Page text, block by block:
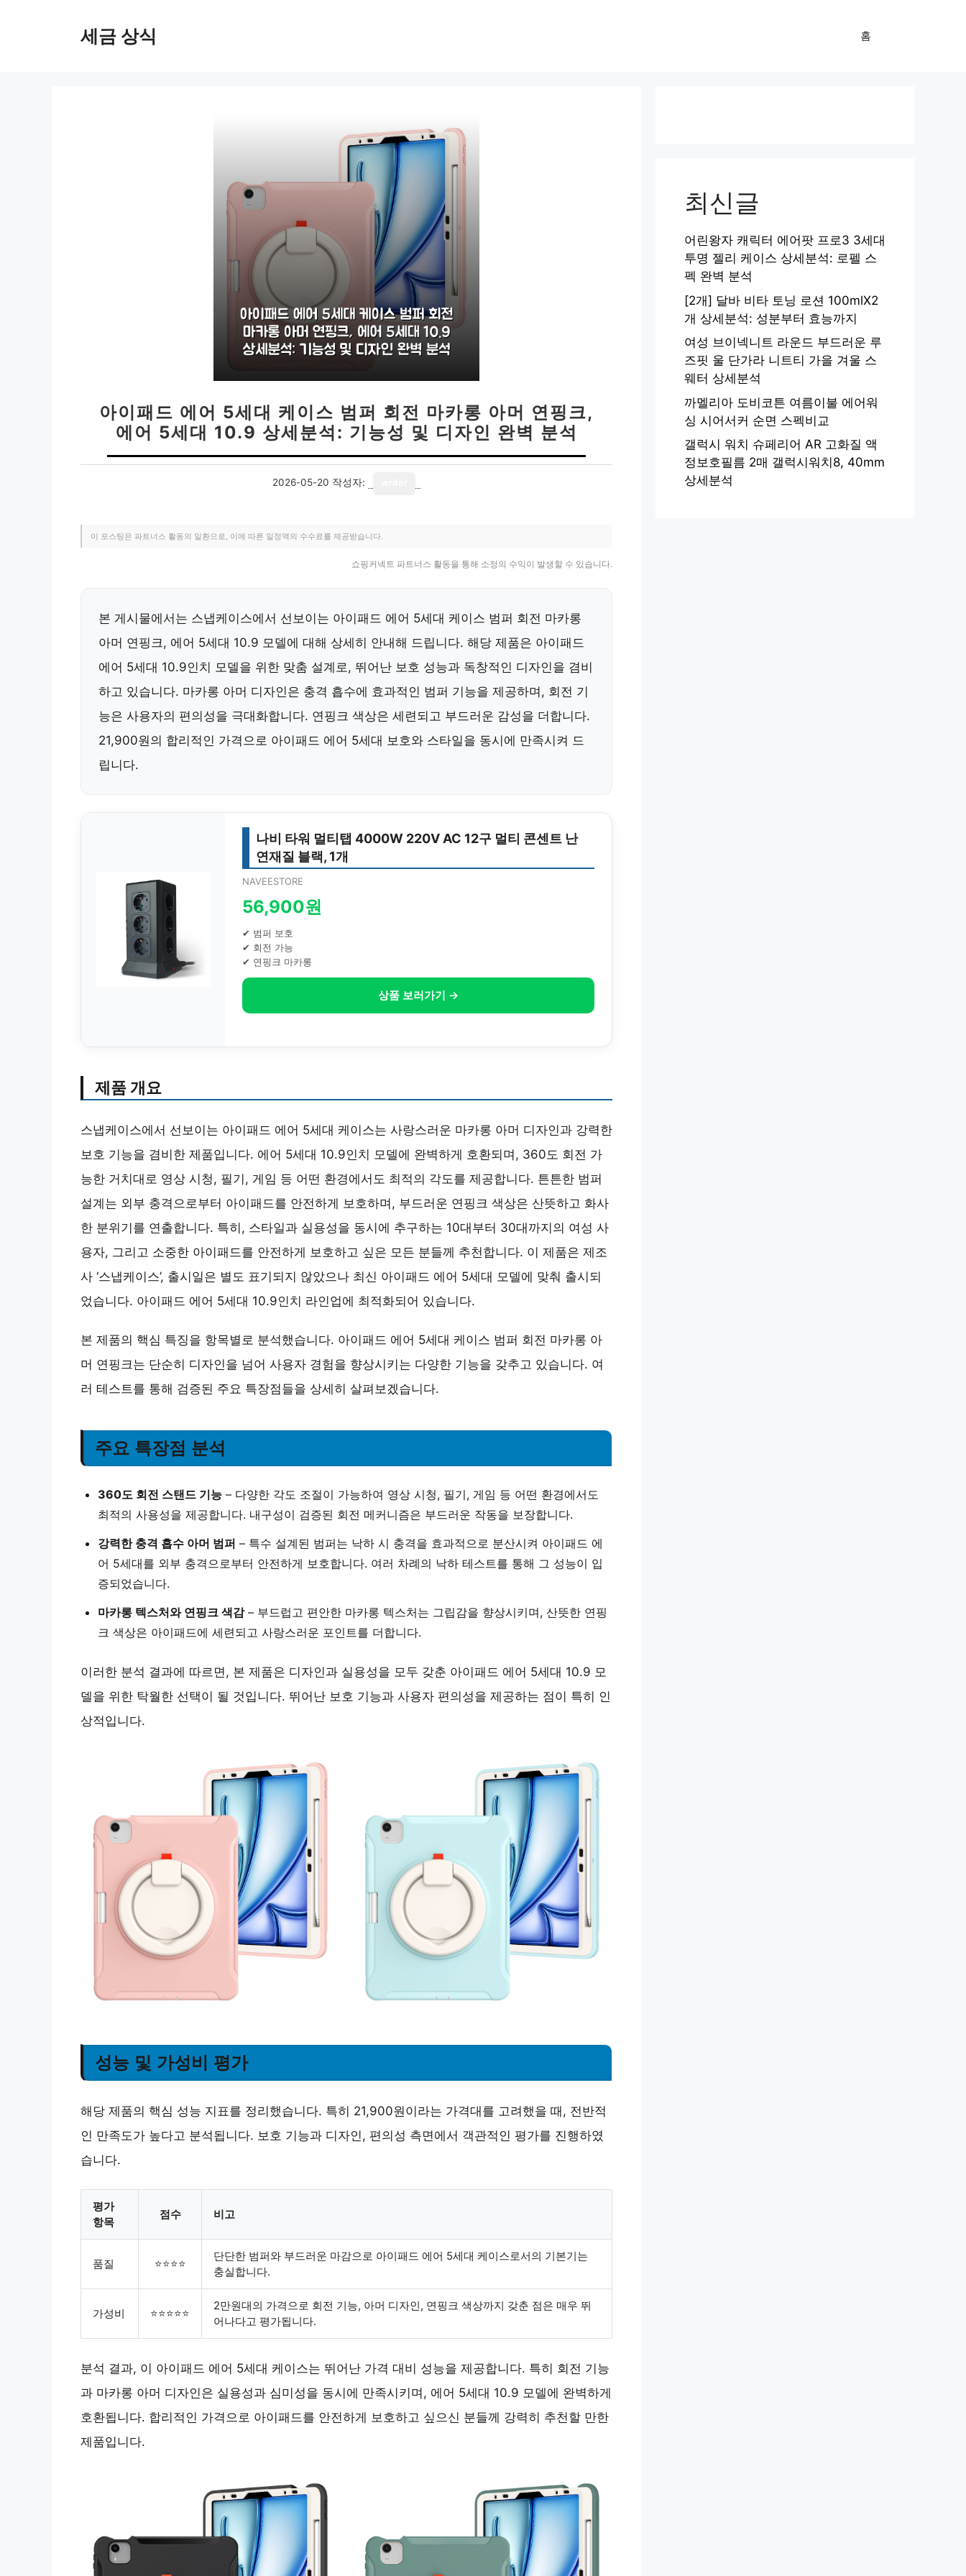
세금 상식 홈
아이패드 에어 5세대 케이스 범퍼 회전 마카롱 아머 연핑크,
에어 5세대 10.9 상세분석: 기능성 및 디자인 완벽 분석
2026-05-20 작성자:
이 포스팅은 파트너스 활동의 일환으로, 이에 따른 일정액의 수수료를 제공받습니다.
쇼핑커넥트 파트너스 활동을 통해 소정의 수익이 발생할 수 있습니다.
본 게시물에서는 스냅케이스에서 선보이는 아이패드 에어 5세대 케이스 범퍼 회전 마카롱
아머 연핑크, 에어 5세대 10.9 모델에 대해 상세히 안내해 드립니다. 해당 제품은 아이패드
에어 5세대 10.9인치 모델을 위한 맞춤 설계로, 뛰어난 보호 성능과 독창적인 디자인을 겸비
하고 있습니다. 마카롱 아머 디자인은 충격 흡수에 효과적인 범퍼 기능을 제공하며, 회전 기
능은 사용자의 편의성을 극대화합니다. 연핑크 색상은 세련되고 부드러운 감성을 더합니다.
21,900원의 합리적인 가격으로 아이패드 에어 5세대 보호와 스타일을 동시에 만족시켜 드
립니다.
나비 타워 멀티탭 4000W 220V AC 12구 멀티 콘센트 난
연재질 블랙, 1개
NAVEESTORE
56,900원
✔ 범퍼 보호
✔ 회전 가능
✔ 연핑크 마카롱
상품 보러가기 →
제품 개요
스냅케이스에서 선보이는 아이패드 에어 5세대 케이스는 사랑스러운 마카롱 아머 디자인과 강력한
보호 기능을 겸비한 제품입니다. 에어 5세대 10.9인치 모델에 완벽하게 호환되며, 360도 회전 가
능한 거치대로 영상 시청, 필기, 게임 등 어떤 환경에서도 최적의 각도를 제공합니다. 튼튼한 범퍼
설계는 외부 충격으로부터 아이패드를 안전하게 보호하며, 부드러운 연핑크 색상은 산뜻하고 화사
한 분위기를 연출합니다. 특히, 스타일과 실용성을 동시에 추구하는 10대부터 30대까지의 여성 사
용자, 그리고 소중한 아이패드를 안전하게 보호하고 싶은 모든 분들께 추천합니다. 이 제품은 제조
사 ‘스냅케이스’, 출시일은 별도 표기되지 않았으나 최신 아이패드 에어 5세대 모델에 맞춰 출시되
었습니다. 아이패드 에어 5세대 10.9인치 라인업에 최적화되어 있습니다.
본 제품의 핵심 특징을 항목별로 분석했습니다. 아이패드 에어 5세대 케이스 범퍼 회전 마카롱 아
머 연핑크는 단순히 디자인을 넘어 사용자 경험을 향상시키는 다양한 기능을 갖추고 있습니다. 여
러 테스트를 통해 검증된 주요 특장점들을 상세히 살펴보겠습니다.
주요 특장점 분석
360도 회전 스탠드 기능 – 다양한 각도 조절이 가능하여 영상 시청, 필기, 게임 등 어떤 환경에서도
최적의 사용성을 제공합니다. 내구성이 검증된 회전 메커니즘은 부드러운 작동을 보장합니다.
강력한 충격 흡수 아머 범퍼 – 특수 설계된 범퍼는 낙하 시 충격을 효과적으로 분산시켜 아이패드 에
어 5세대를 외부 충격으로부터 안전하게 보호합니다. 여러 차례의 낙하 테스트를 통해 그 성능이 입
증되었습니다.
마카롱 텍스처와 연핑크 색감– 부드럽고 편안한 마카롱 텍스처는 그립감을 향상시키며, 산뜻한 연핑
크 색상은 아이패드에 세련되고 사랑스러운 포인트를 더합니다.
이러한 분석 결과에 따르면, 본 제품은 디자인과 실용성을 모두 갖춘 아이패드 에어 5세대 10.9 모
델을 위한 탁월한 선택이 될 것입니다. 뛰어난 보호 기능과 사용자 편의성을 제공하는 점이 특히 인
상적입니다.
성능 및 가성비 평가
해당 제품의 핵심 성능 지표를 정리했습니다. 특히 21,900원이라는 가격대를 고려했을 때, 전반적
인 만족도가 높다고 분석됩니다. 보호 기능과 디자인, 편의성 측면에서 객관적인 평가를 진행하였
습니다.
평가
항목
점수 비고
품질 ⭐⭐⭐⭐
단단한 범퍼와 부드러운 마감으로 아이패드 에어 5세대 케이스로서의 기본기는
충실합니다.
가성비 ⭐⭐⭐⭐⭐
2만원대의 가격으로 회전 기능, 아머 디자인, 연핑크 색상까지 갖춘 점은 매우 뛰
어나다고 평가됩니다.
분석 결과, 이 아이패드 에어 5세대 케이스는 뛰어난 가격 대비 성능을 제공합니다. 특히 회전 기능
과 마카롱 아머 디자인은 실용성과 심미성을 동시에 만족시키며, 에어 5세대 10.9 모델에 완벽하게
호환됩니다. 합리적인 가격으로 아이패드를 안전하게 보호하고 싶으신 분들께 강력히 추천할 만한
제품입니다.
최신글
어린왕자 캐릭터 에어팟 프로3 3세대
투명 젤리 케이스 상세분석: 로펠 스
펙 완벽 분석
[2개] 달바 비타 토닝 로션 100mlX2
개 상세분석: 성분부터 효능까지
여성 브이넥니트 라운드 부드러운 루
즈핏 울 단가라 니트티 가을 겨울 스
웨터 상세분석
까멜리아 도비코튼 여름이불 에어워
싱 시어서커 순면 스펙비교
갤럭시 워치 슈페리어 AR 고화질 액
정보호필름 2매 갤럭시워치8, 40mm
상세분석